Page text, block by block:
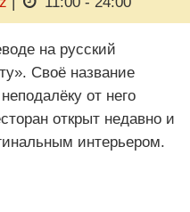
на русский
Своё название
от него
открыт недавно и
интерьером.